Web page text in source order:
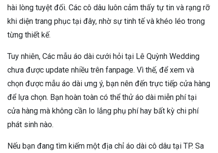
hài lòng tuyệt đối. Các cô dâu luôn cảm thấy tự tin và rạng rỡ
khi diện trang phục tại đây, nhờ sự tinh tế và khéo léo trong
từng thiết kế.
Tuy nhiên, Các mẫu áo dài cưới hỏi tại Lê Quỳnh Wedding
chưa được update nhiều trên fanpage. Vì thế, để xem và
chọn được mẫu áo dài ưng ý, bạn nên đến trực tiếp cửa hàng
để lựa chọn. Bạn hoàn toàn có thể thử áo dài miễn phí tại
cửa hàng mà không cần lo lắng phụ phí hay bất kỳ chi phí
phát sinh nào.
Nếu bạn đang tìm kiếm một địa chỉ áo dài cô dâu tại TP. Sa